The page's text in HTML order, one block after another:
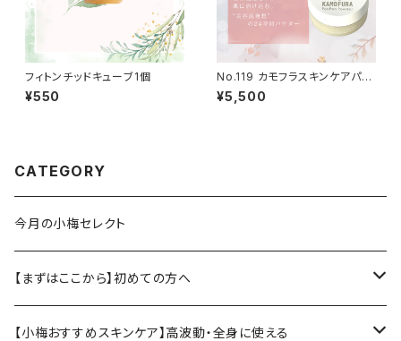
フィトンチッドキューブ1個
¥550
No.119 カモフラスキンケアパウ
ダー 14g SPF35 PA++
¥5,500
CATEGORY
今月の小梅セレクト
【まずはここから】初めての方へ
小梅おすすめ基本セット
【小梅おすすめスキンケア】高波動・全身に使える